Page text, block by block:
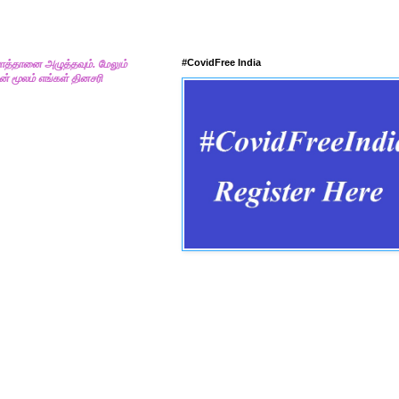
அழுத்தவும். மேலும்
மூலம் எங்கள் தினசரி
#CovidFree India